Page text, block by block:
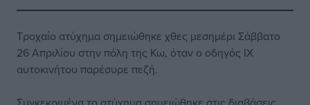
Τροχαίο ατύχημα σημειώθηκε χθες μεσημέρι Σάββατο
26 Απριλίου στην πόλη της Κω, όταν ο οδηγός ΙΧ
αυτοκινήτου παρέσυρε πεζή.